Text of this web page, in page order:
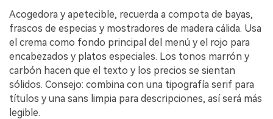
Acogedora y apetecible, recuerda a compota de bayas,
frascos de especias y mostradores de madera cálida. Usa
el crema como fondo principal del menú y el rojo para
encabezados y platos especiales. Los tonos marrón y
carbón hacen que el texto y los precios se sientan
sólidos. Consejo: combina con una tipografía serif para
títulos y una sans limpia para descripciones, así será más
legible.